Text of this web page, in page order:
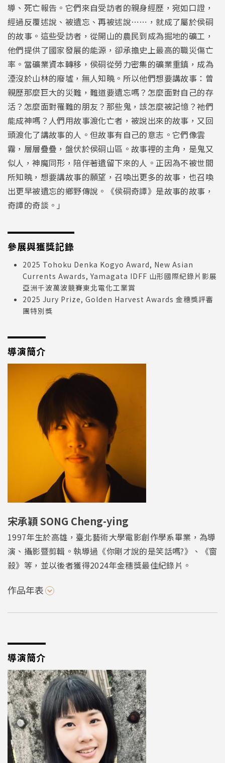
導、死亡報告。它們來自受訪者的親身經歷，宛如口證，
經過反覆述說、被遺忘、再被述說⋯⋯，就成了屬於侯硐
的故事。這些受訪者，從開山的農民到成為掘地的礦工，
他們提供了國家發展的能源，卻承擔史上最高的職災傷亡
率。當礦業資本轉移，侯硐從勞力密集的礦業重鎮，成為
湮沒於山林的廢墟，無人知曉。所以他們想要講故事：曾
親歷那麼巨大的災難，難道要遺忘嗎？怎麼面對自己的存
活？怎麼面對罹難的朋友？那些鬼，該怎麼被記憶？祂們
能成神嗎？人們用故事渡化亡者，被說出來的故事，又回
頭渡化了講故事的人。但故事有自己的意志。它們像雲
霧，層層疊疊，盤伏於侯硐山區。故事裡的主角，是鬼又
似人，神魔同形，陪伴著遺留下來的人。正因為不被世間
所知曉，想要講故事的願望，召喚出更多的故事，也召喚
出更早被遺忘的鄉野傳說。《侯硐奇譚》是故事的故事，
奇譚的奇談。」
參展與獲獎記錄
2025 Tohoku Denka Kogyo Award, New Asian
Currents Awards, Yamagata IDFF 山形國際紀錄片影展
亞洲千波萬波競賽東北電化工業賞
2025 Jury Prize, Golden Harvest Awards 金穗獎評審
團特別獎
導演簡介
宋承穎 SONG Cheng-ying
1997年生於高雄，臺北藝術大學電影創作學系畢業，為導
演、攝影暨剪輯。執導過《你剛才說的是笑話嗎?》、《窗
殺》等，並以後者獲得2024年金穗獎最佳紀錄片。
作品年表
導演簡介